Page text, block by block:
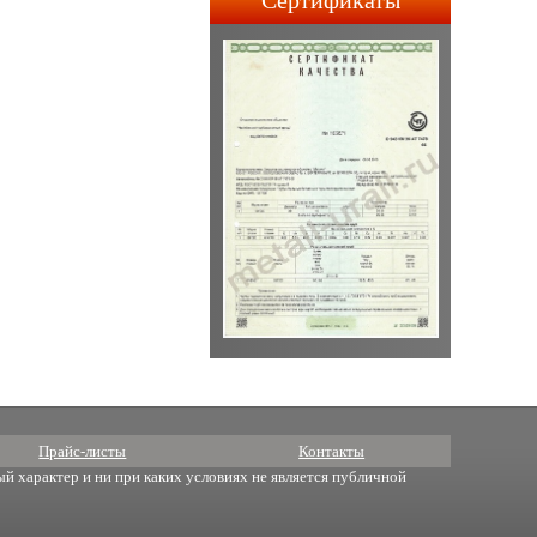
строительства АПЛ 4-го и
5-го поколений.
Прайс-листы Контакты
характер и ни при каких условиях не является публичной